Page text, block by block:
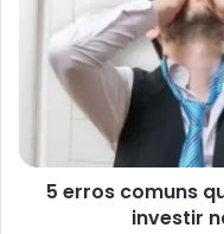
pessoas
cometem
investir
5 erros comuns
investir